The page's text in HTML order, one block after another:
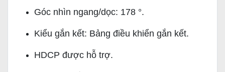
Góc nhìn ngang/dọc: 178 °.
Kiểu gắn kết: Bảng điều khiển gắn kết.
HDCP được hỗ trợ.